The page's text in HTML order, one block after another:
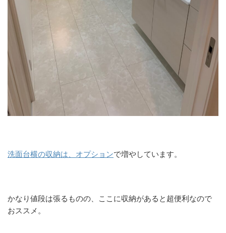
洗面台横の収納は、オプションで増やしています。
かなり値段は張るものの、ここに収納があると超便利なので
おススメ。